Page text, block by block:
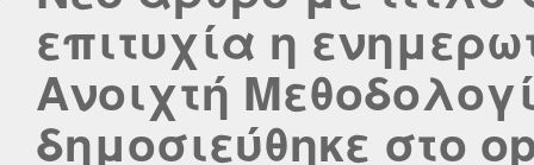
επιτυχία η
Ανοιχτή
δημοσιεύθηκε στο